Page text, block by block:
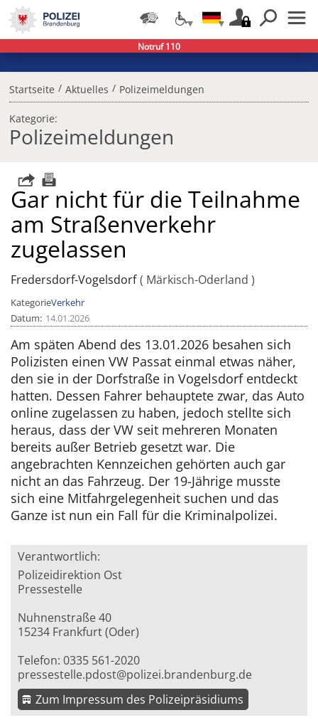
Startseite / Aktuelles / Polizeimeldungen
Kategorie:
Polizeimeldungen
Gar nicht für die Teilnahme
am Straßenverkehr
zugelassen
Fredersdorf-Vogelsdorf Märkisch-Oderland
KategorieVerkehr
Datum 14.01.2026
Am späten Abend des 13.01.2026 besahen sich
Polizisten einen VW Passat einmal etwas näher,
den sie in der Dorfstraße in Vogelsdorf entdeckt
hatten. Dessen Fahrer behauptete zwar, das Auto
online zugelassen zu haben, jedoch stellte sich
heraus, dass der VW seit mehreren Monaten
bereits außer Betrieb gesetzt war. Die
angebrachten Kennzeichen gehörten auch gar
nicht an das Fahrzeug. Der 19-Jährige musste
sich eine Mitfahrgelegenheit suchen und das
Ganze ist nun ein Fall für die Kriminalpolizei.
Verantwortlich:
Polizeidirektion Ost
Pressestelle
Nuhnenstraße 40
15234 Frankfurt (Oder)
Telefon: 0335 561-2020
pressestelle.pdost@polizei.brandenburg.de
Zum Impressum des Polizeipräsidiums
Notruf 110